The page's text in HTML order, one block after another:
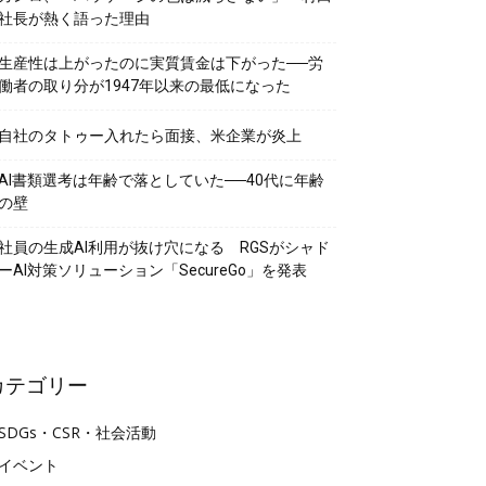
長が熱く語った理由
産性は上がったのに実質賃金は下がった──労
者の取り分が1947年以来の最低になった
社のタトゥー入れたら面接、米企業が炎上
書類選考は年齢で落としていた──40代に年齢
壁
員の生成AI利用が抜け穴になる RGSがシャド
AI対策ソリューション「SecureGo」を発表
テゴリー
・CSR・社会活動
ベント